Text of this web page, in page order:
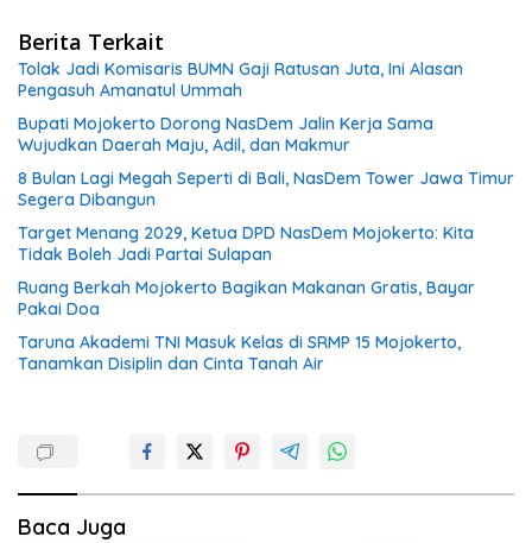
Berita Terkait
Tolak Jadi Komisaris BUMN Gaji Ratusan Juta, Ini Alasan
Pengasuh Amanatul Ummah
Bupati Mojokerto Dorong NasDem Jalin Kerja Sama
Wujudkan Daerah Maju, Adil, dan Makmur
8 Bulan Lagi Megah Seperti di Bali, NasDem Tower Jawa Timur
Segera Dibangun
Target Menang 2029, Ketua DPD NasDem Mojokerto: Kita
Tidak Boleh Jadi Partai Sulapan
Ruang Berkah Mojokerto Bagikan Makanan Gratis, Bayar
Pakai Doa
Taruna Akademi TNI Masuk Kelas di SRMP 15 Mojokerto,
Tanamkan Disiplin dan Cinta Tanah Air
Baca Juga